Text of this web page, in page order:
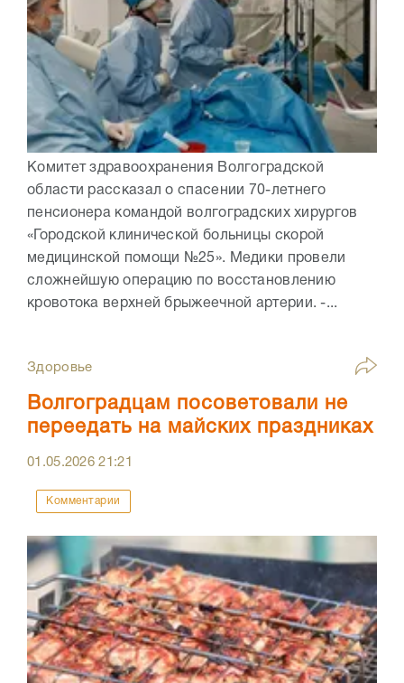
Комитет здравоохранения Волгоградской
области рассказал о спасении 70-летнего
пенсионера командой волгоградских хирургов
«Городской клинической больницы скорой
медицинской помощи №25». Медики провели
сложнейшую операцию по восстановлению
кровотока верхней брыжеечной артерии. -...
Здоровье
Волгоградцам посоветовали не
переедать на майских праздниках
01.05.202621:21
Комментарии